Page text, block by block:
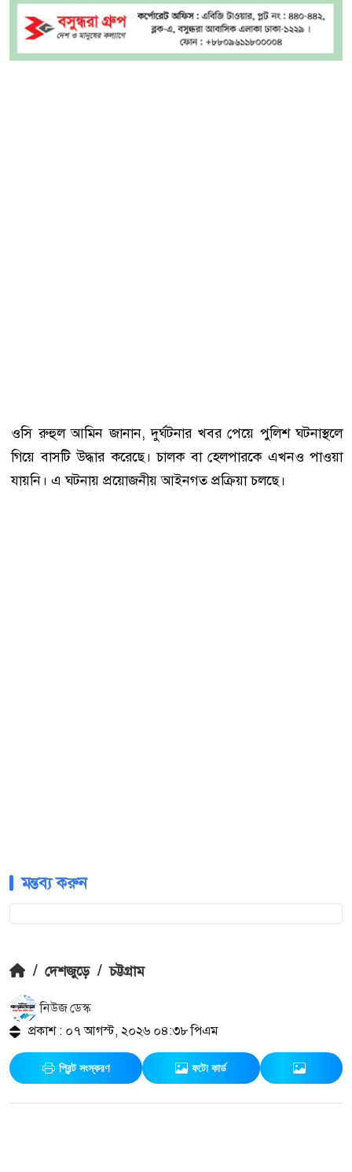
ওসি রুহুল আমিন জানান, দুর্ঘটনার খবর পেয়ে পুলিশ ঘটনাস্থলে
গিয়ে বাসটি উদ্ধার করেছে। চালক বা হেলপারকে এখনও পাওয়া
যায়নি। এ ঘটনায় প্রয়োজনীয় আইনগত প্রক্রিয়া চলছে।
মন্তব্য করুন
/ দেশজুড়ে / চট্টগ্রাম
নিউজ ডেস্ক
প্রকাশ : ০৭ আগস্ট, ২০২৬ ০৪:৩৮ পিএম
প্রিন্ট সংস্করণ ফটো কার্ড